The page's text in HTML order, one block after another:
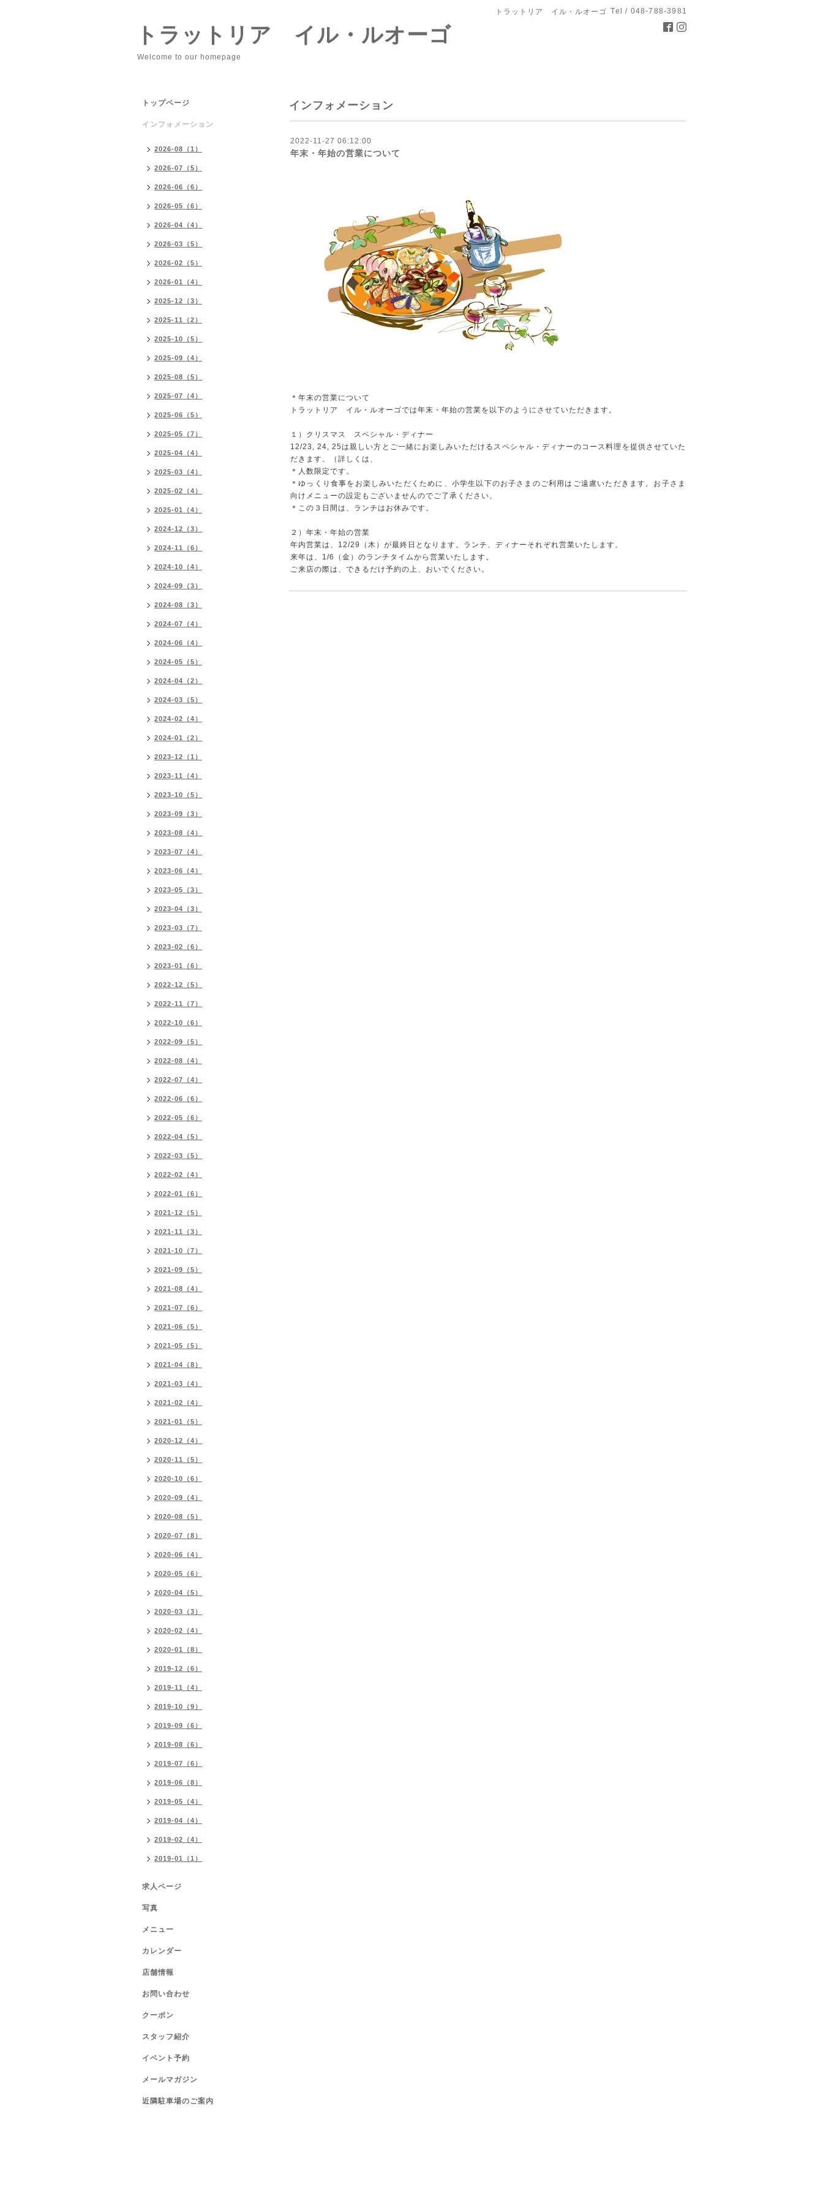
トラットリア イル・ルオーゴ Tel / 048-788-3981
トラットリア イル・ルオーゴ
Welcome to our homepage
インフォメーション
2022-11-27 06:12:00
年末・年始の営業について
＊年末の営業について
トラットリア イル・ルオーゴでは年末・年始の営業を以下のようにさせていただきます。
１）クリスマス スペシャル・ディナー
12/23, 24, 25は親しい方とご一緒にお楽しみいただけるスペシャル・ディナーのコース料理を提供させていた
だきます。（詳しくは、
＊人数限定です。
＊ゆっくり食事をお楽しみいただくために、小学生以下のお子さまのご利用はご遠慮いただきます。お子さま
向けメニューの設定もございませんのでご了承ください。
＊この３日間は、ランチはお休みです。
２）年末・年始の営業
年内営業は、 12/29
（木）が最終日となります。ランチ、ディナーそれぞれ営業いたします。
来年は、 1/6
（金）のランチタイムから営業いたします。
ご来店の際は、できるだけ予約の上、おいでください。
トップページ
インフォメーション
2026-08（1）
2026-07（5）
2026-06（6）
2026-05（6）
2026-04（4）
2026-03（5）
2026-02（5）
2026-01（4）
2025-12（3）
2025-11（2）
2025-10（5）
2025-09（4）
2025-08（5）
2025-07（4）
2025-06（5）
2025-05（7）
2025-04（4）
2025-03（4）
2025-02（4）
2025-01（4）
2024-12（3）
2024-11（6）
2024-10（4）
2024-09（3）
2024-08（3）
2024-07（4）
2024-06（4）
2024-05（5）
2024-04（2）
2024-03（5）
2024-02（4）
2024-01（2）
2023-12（1）
2023-11（4）
2023-10（5）
2023-09（3）
2023-08（4）
2023-07（4）
2023-06（4）
2023-05（3）
2023-04（3）
2023-03（7）
2023-02（6）
2023-01（6）
2022-12（5）
2022-11（7）
2022-10（6）
2022-09（5）
2022-08（4）
2022-07（4）
2022-06（6）
2022-05（6）
2022-04（5）
2022-03（5）
2022-02（4）
2022-01（6）
2021-12（5）
2021-11（3）
2021-10（7）
2021-09（5）
2021-08（4）
2021-07（6）
2021-06（5）
2021-05（5）
2021-04（8）
2021-03（4）
2021-02（4）
2021-01（5）
2020-12（4）
2020-11（5）
2020-10（6）
2020-09（4）
2020-08（5）
2020-07（8）
2020-06（4）
2020-05（6）
2020-04（5）
2020-03（3）
2020-02（4）
2020-01（8）
2019-12（6）
2019-11（4）
2019-10（9）
2019-09（6）
2019-08（6）
2019-07（6）
2019-06（8）
2019-05（4）
2019-04（4）
2019-02（4）
2019-01（1）
求人ページ
写真
メニュー
カレンダー
店舗情報
お問い合わせ
クーポン
スタッフ紹介
イベント予約
メールマガジン
近隣駐車場のご案内